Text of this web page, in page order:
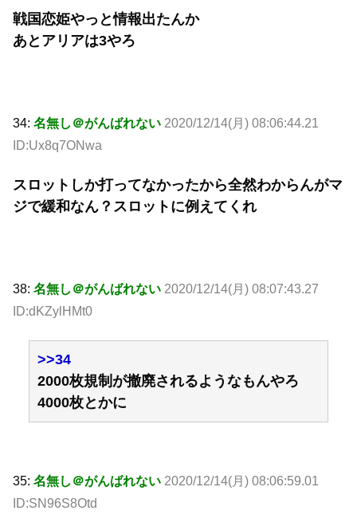
戦国恋姫やっと情報出たんか
あとアリアは3やろ
34: 名無し＠がんばれない 2020/12/14(月) 08:06:44.21
ID:Ux8q7ONwa
スロットしか打ってなかったから全然わからんがマ
ジで緩和なん？スロットに例えてくれ
38: 名無し＠がんばれない 2020/12/14(月) 08:07:43.27
ID:dKZylHMt0
>>34
2000枚規制が撤廃されるようなもんやろ
4000枚とかに
35: 名無し＠がんばれない 2020/12/14(月) 08:06:59.01
ID:SN96S8Otd